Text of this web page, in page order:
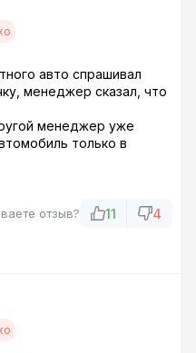
авто спрашивал
менеджер сказал, что
менеджер уже
только в
своей жизни непонятно
отзыв? 11 4